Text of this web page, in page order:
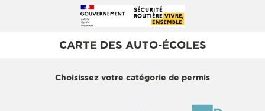
CARTE DES AUTO-ÉCOLES
Type de permisChoisissez votre catégorie de permis